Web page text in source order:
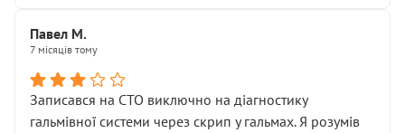
Павел М.
7 місяців тому
Записався на СТО виключно на діагностику
гальмівної системи через скрип у гальмах. Я розумів